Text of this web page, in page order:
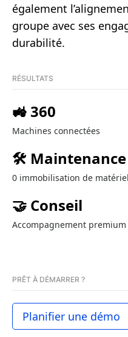
RÉSULTATS
🚜 360
Machines connectées
🛠️
0 immobilisation de
🤝 Conseil
Accompagnement premium
PRÊT À DÉMARRER ?
Planifier une démo
également
groupe avec ses
durabilité.